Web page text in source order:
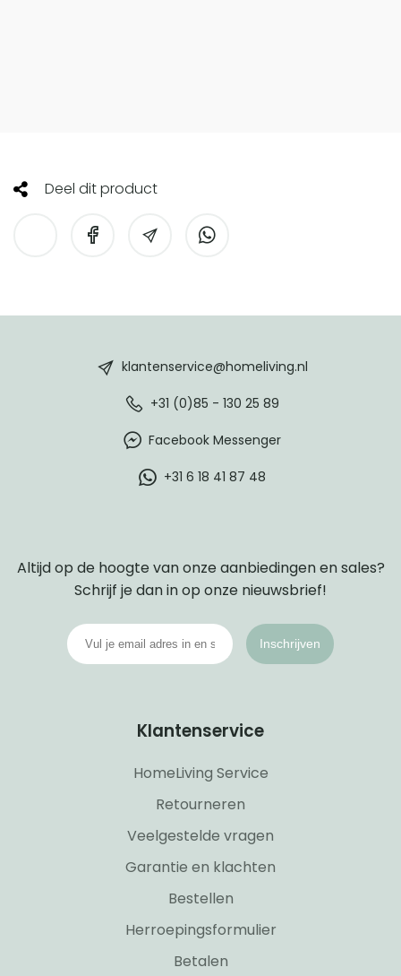
Deel dit product
klantenservice@homeliving.nl
+31 (0)85 - 130 25 89
Facebook Messenger
+31 6 18 41 87 48
Altijd op de hoogte van onze aanbiedingen en sales?
Schrijf je dan in op onze nieuwsbrief!
Inschrijven
Klantenservice
HomeLiving Service
Retourneren
Veelgestelde vragen
Garantie en klachten
Bestellen
Herroepingsformulier
Betalen